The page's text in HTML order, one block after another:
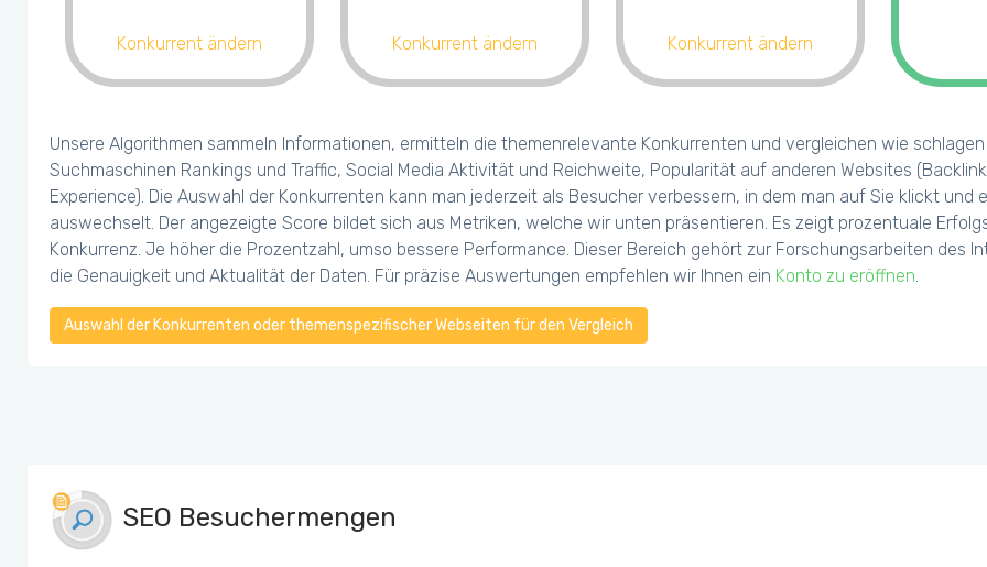
Konkurrent ändern Konkurrent ändern Konkurrent ändern
Unsere Algorithmen sammeln Informationen, ermitteln die themenrelevante Konkurrenten und vergleichen wie
Suchmaschinen Rankings und Traffic, Social Media Aktivität und Reichweite, Popularität auf anderen Websites
Experience). Die Auswahl der Konkurrenten kann man jederzeit als Besucher verbessern, in dem man auf Sie klickt
auswechselt. Der angezeigte Score bildet sich aus Metriken, welche wir unten präsentieren. Es zeigt prozentuale
Konkurrenz. Je höher die Prozentzahl, umso bessere Performance. Dieser Bereich gehört zur Forschungsarbeiten des
die Genauigkeit und Aktualität der Daten. Für präzise Auswertungen empfehlen wir Ihnen ein Konto zu eröffnen.
Auswahl der Konkurrenten oder themenspezifischer Webseiten für den Vergleich
SEO Besuchermengen